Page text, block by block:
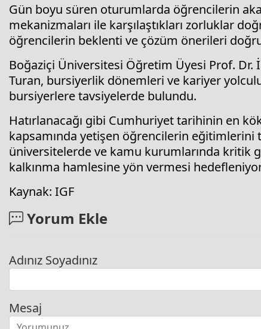
Gün boyu süren oturumlarda öğrencilerin
mekanizmaları ile karşılaştıkları zorluklar
öğrencilerin beklenti ve çözüm önerileri
Boğaziçi Üniversitesi Öğretim Üyesi Prof. Dr.
Turan, bursiyerlik dönemleri ve kariyer
bursiyerlere tavsiyelerde bulundu.
Hatırlanacağı gibi Cumhuriyet tarihinin en
kapsamında yetişen öğrencilerin eğitimlerini
üniversitelerde ve kamu kurumlarında kritik
kalkınma hamlesine yön vermesi
Kaynak: IGF
Yorum Ekle
Adınız Soyadınız
Mesaj